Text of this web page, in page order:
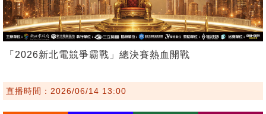
「2026新北電競爭霸戰」總決賽熱血開戰
直播時間：2026/06/14 13:00